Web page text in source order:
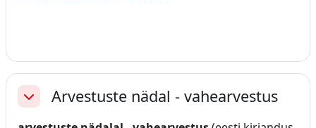
AhendaArvestuste nädal - vahearvestus